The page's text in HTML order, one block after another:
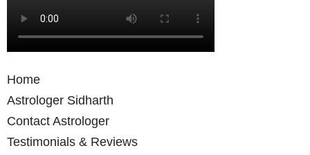
Home
Astrologer Sidharth
Contact Astrologer
Testimonials & Reviews